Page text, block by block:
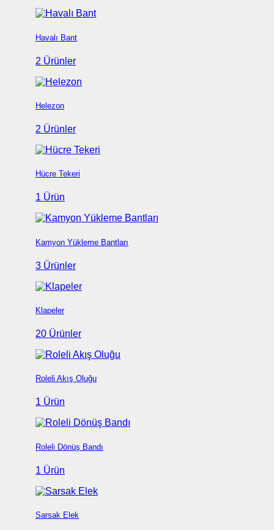
Havalı Bant
2 Ürünler
Helezon
2 Ürünler
Hücre Tekeri
1 Ürün
Kamyon Yükleme Bantları
3 Ürünler
Klapeler
20 Ürünler
Roleli Akış Oluğu
1 Ürün
Roleli Dönüş Bandı
1 Ürün
Sarsak Elek